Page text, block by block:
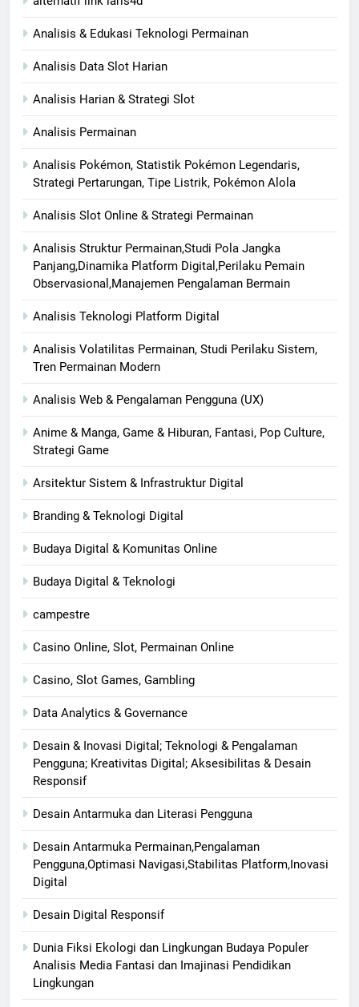
Analisis & Edukasi Teknologi Permainan
Analisis Data Slot Harian
Analisis Harian & Strategi Slot
Analisis Permainan
Analisis Pokémon, Statistik Pokémon Legendaris,
Strategi Pertarungan, Tipe Listrik, Pokémon Alola
Analisis Slot Online & Strategi Permainan
Analisis Struktur Permainan,Studi Pola Jangka
Panjang,Dinamika Platform Digital,Perilaku Pemain
Observasional,Manajemen Pengalaman Bermain
Analisis Teknologi Platform Digital
Analisis Volatilitas Permainan, Studi Perilaku Sistem,
Tren Permainan Modern
Analisis Web & Pengalaman Pengguna (UX)
Anime & Manga, Game & Hiburan, Fantasi, Pop Culture,
Strategi Game
Arsitektur Sistem & Infrastruktur Digital
Branding & Teknologi Digital
Budaya Digital & Komunitas Online
Budaya Digital & Teknologi
campestre
Casino Online, Slot, Permainan Online
Casino, Slot Games, Gambling
Data Analytics & Governance
Desain & Inovasi Digital; Teknologi & Pengalaman
Pengguna; Kreativitas Digital; Aksesibilitas & Desain
Responsif
Desain Antarmuka dan Literasi Pengguna
Desain Antarmuka Permainan,Pengalaman
Pengguna,Optimasi Navigasi,Stabilitas Platform,Inovasi
Digital
Desain Digital Responsif
Dunia Fiksi Ekologi dan Lingkungan Budaya Populer
Analisis Media Fantasi dan Imajinasi Pendidikan
Lingkungan